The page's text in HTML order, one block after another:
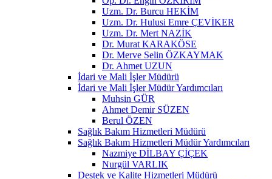
Uzm. Dr. Burcu HEKİM
Uzm. Dr. Hulusi Emre ÇEVİKER
Uzm. Dr. Mert NAZİK
Dr. Murat KARAKÖSE
Dr. Merve Selin ÖZKAYMAK
Dr. Ahmet UZUN
İdari ve Mali İşler Müdürü
İdari ve Mali İşler Müdür Yardımcıları
Muhsin GÜR
Ahmet Demir SÜZEN
Berul ÖZEN
Sağlık Bakım Hizmetleri Müdürü
Sağlık Bakım Hizmetleri Müdür Yardımcıları
Nazmiye DİLBAY ÇİÇEK
Nurgül VARLIK
Destek ve Kalite Hizmetleri Müdürü